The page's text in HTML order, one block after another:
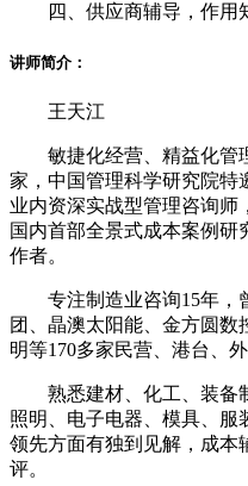
四、供应商辅导，作用
讲师简介：
王天江
敏捷化经营、精益化管
家，中国管理科学研究院特
业内资深实战型管理咨询师
国内首部全景式成本案例研
作者。
专注制造业咨询15年，
团、晶澳太阳能、金方圆数
明等170多家民营、港台、
熟悉建材、化工、装备
照明、电子电器、模具、服
领先方面有独到见解，成本
评。